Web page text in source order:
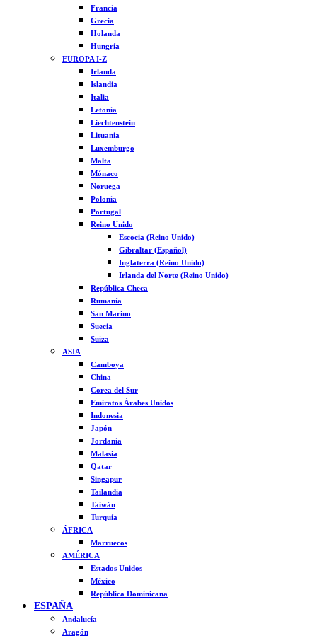
Francia
Grecia
Holanda
Hungría
EUROPA I-Z
Irlanda
Islandia
Italia
Letonia
Liechtenstein
Lituania
Luxemburgo
Malta
Mónaco
Noruega
Polonia
Portugal
Reino Unido
Escocia (Reino Unido)
Gibraltar (Español)
Inglaterra (Reino Unido)
Irlanda del Norte (Reino Unido)
República Checa
Rumanía
San Marino
Suecia
Suiza
ASIA
Camboya
China
Corea del Sur
Emiratos Árabes Unidos
Indonesia
Japón
Jordania
Malasia
Qatar
Singapur
Tailandia
Taiwán
Turquía
ÁFRICA
Marruecos
AMÉRICA
Estados Unidos
México
República Dominicana
ESPAÑA
Andalucía
Aragón